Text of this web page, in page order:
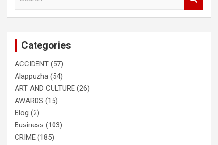
Categories
ACCIDENT (57)
Alappuzha (54)
ART AND CULTURE (26)
AWARDS (15)
Blog (2)
Business (103)
CRIME (185)